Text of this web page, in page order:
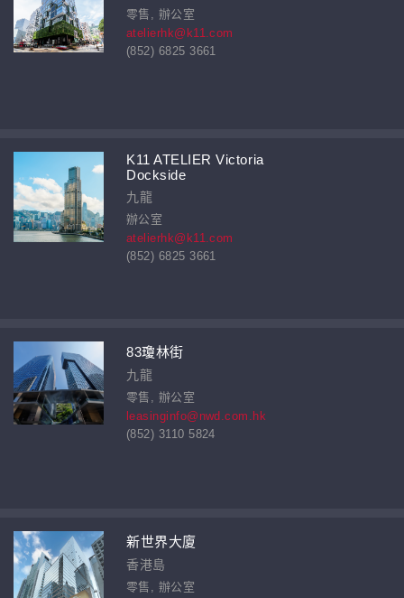
零售, 辦公室
atelierhk@k11.com
(852) 6825 3661
K11 ATELIER Victoria
Dockside
九龍
辦公室
atelierhk@k11.com
(852) 6825 3661
83瓊林街
九龍
零售, 辦公室
leasinginfo@nwd.com.hk
(852) 3110 5824
新世界大廈
香港島
零售, 辦公室